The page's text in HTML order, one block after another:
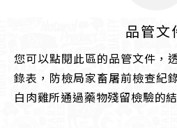
品管文
您可以點閱此區的品管文件，
錄表，防檢局家畜屠前檢查紀
白肉雞所通過藥物殘留檢驗的